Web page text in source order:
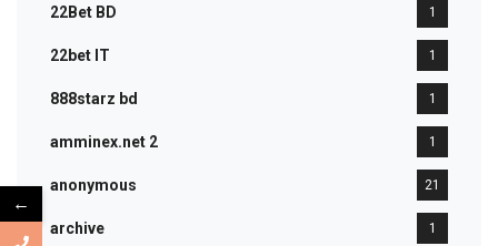
22Bet BD 1
22bet IT 1
888starz bd 1
amminex.net 2 1
anonymous 21
archive 1
←